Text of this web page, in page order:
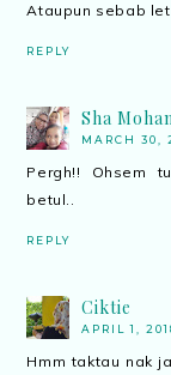
Ataupun sebab
REPLY
Sha
MARCH 30,
Pergh!! Ohsem
betul..
REPLY
Ciktie
APRIL 1,
Hmm taktau nak